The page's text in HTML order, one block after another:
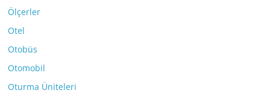
Ölçerler
Otel
Otobüs
Otomobil
Oturma Üniteleri